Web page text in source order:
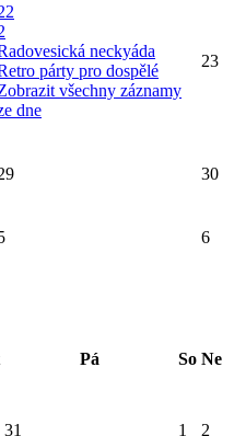
neckyáda
párty pro dospělé
všechny záznamy
dne
23
30
6
Pá So Ne
31 1 2